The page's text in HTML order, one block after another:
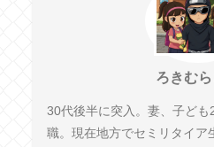
ろきむ
30代後半に突入。妻、子ど
職。現在地方でセミリタイア